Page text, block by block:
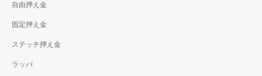
自由押え金
固定押え金
ステッチ押え金
ラッパ